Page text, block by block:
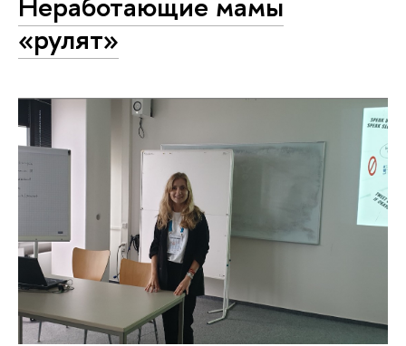
«рулят»